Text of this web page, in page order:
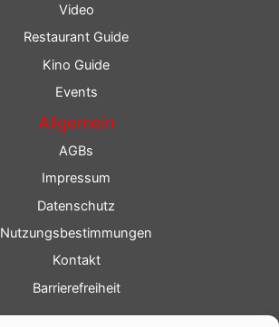
Video
Restaurant Guide
Kino Guide
Events
Allgemein
AGBs
Impressum
Datenschutz
Nutzungsbestimmungen
Kontakt
Barrierefreiheit